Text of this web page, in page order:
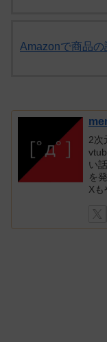
Amazonで商品の
2次
い
を
Xも